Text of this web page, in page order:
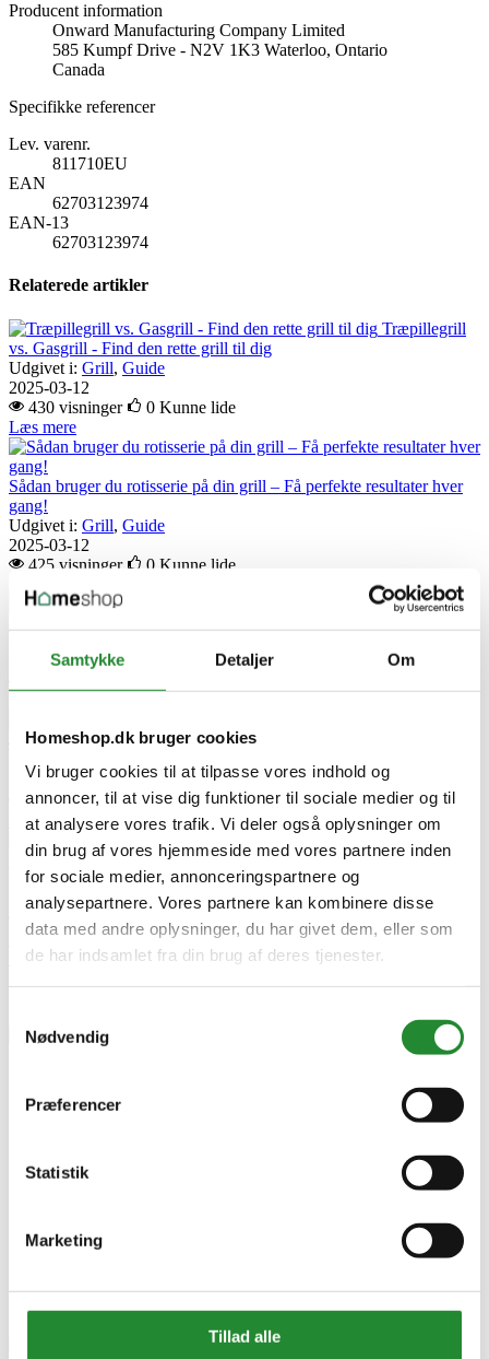
Samtykke Detaljer Om
Homeshop.dk bruger cookies
Vi bruger cookies til at tilpasse vores indhold og
annoncer, til at vise dig funktioner til sociale medier og til
at analysere vores trafik. Vi deler også oplysninger om
din brug af vores hjemmeside med vores partnere inden
for sociale medier, annonceringspartnere og
analysepartnere. Vores partnere kan kombinere disse
data med andre oplysninger, du har givet dem, eller som
de har indsamlet fra din brug af deres tjenester.
Nødvendig
Præferencer
Statistik
Marketing
Tillad alle
Producent information
Onward Manufacturing Company Limited
585 Kumpf Drive - N2V 1K3 Waterloo, Ontario
Canada
Specifikke referencer
Lev. varenr.
811710EU
EAN
62703123974
EAN-13
62703123974
Relaterede artikler
Træpillegrill
vs. Gasgrill - Find den rette grill til dig
Udgivet i: Grill, Guide
2025-03-12
430 visninger
0 Kunne lide
Læs mere
Sådan bruger du rotisserie på din grill – Få perfekte resultater hver
gang!
Udgivet i: Grill, Guide
2025-03-12
425 visninger
0 Kunne lide
Mestre røgning: Perfekt
2025-03-13
– Guide til Perfekte Resultater
Udgivet i:
Opskrifter
2025-04-03
392 visninger
0 Kunne lide
Læs mere
Hvad gør
infrarøde brændere til noget helt særligt?
Udgivet i:Grill,Guide
2025-04-25
477 visninger
Kunne lide
Læs mere
Skriv produktanmeldelse
Broil King MOK underskab til Sidebrænder og